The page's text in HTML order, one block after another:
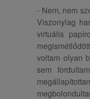
- Nem, nem
Viszonylag
virtuális
voltam olyan
sem